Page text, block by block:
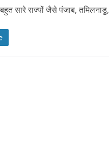
सारे राज्यों जैसे पंजाब,